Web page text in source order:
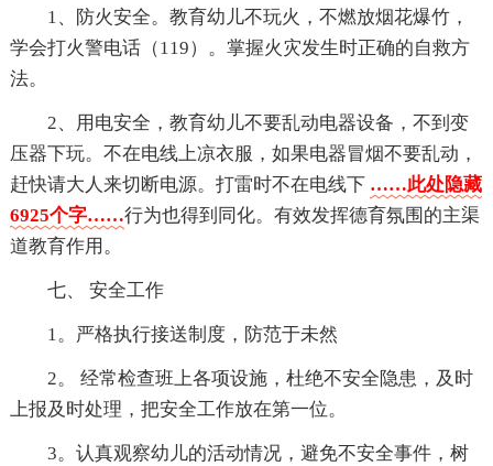
1、防火安全。教育幼儿不玩火，不燃放烟花爆竹，
学会打火警电话（119）。掌握火灾发生时正确的自救方
法。
2、用电安全，教育幼儿不要乱动电器设备，不到变
压器下玩。不在电线上凉衣服，如果电器冒烟不要乱动，
赶快请大人来切断电源。打雷时不在电线下 ……此处隐藏
6925个字……行为也得到同化。有效发挥德育氛围的主渠
道教育作用。
七、 安全工作
1。严格执行接送制度，防范于未然
2。 经常检查班上各项设施，杜绝不安全隐患，及时
上报及时处理，把安全工作放在第一位。
3。认真观察幼儿的活动情况，避免不安全事件，树